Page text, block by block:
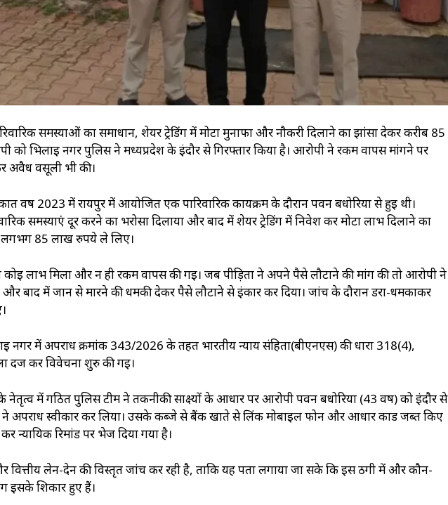
समस्याओं का समाधान, शेयर ट्रेडिंग में मोटा मुनाफा और नौकरी दिलाने का झांसा देकर करीब 85
को भिलाई नगर पुलिस ने मध्यप्रदेश के इंदौर से गिरफ्तार किया है। आरोपी ने रकम वापस मांगने पर
अवैध वसूली भी की।
वर्ष 2023 में रायपुर में आयोजित एक पारिवारिक कार्यक्रम के दौरान पवन बधोरिया से हुई थी।
समस्याएं दूर करने का भरोसा दिलाया और बाद में शेयर ट्रेडिंग में निवेश कर मोटा लाभ दिलाने का
85 लाख रुपये ले लिए।
कोई लाभ मिला और न ही रकम वापस की गई। जब पीड़िता ने अपने पैसे लौटाने की मांग की तो आरोपी ने
और बाद में जान से मारने की धमकी देकर पैसे लौटाने से इंकार कर दिया। जांच के दौरान डरा-धमकाकर
नगर में अपराध क्रमांक 343/2026 के तहत भारतीय न्याय संहिता(बीएनएस) की धारा 318(4),
कर विवेचना शुरु की गई।
के नेतृत्व में गठित पुलिस टीम ने तकनीकी साक्ष्यों के आधार पर आरोपी पवन बधोरिया (43 वर्ष) को इंदौर से
ने अपराध स्वीकार कर लिया। उसके कब्जे से बैंक खाते से लिंक मोबाइल फोन और आधार कार्ड जब्त किए
न्यायिक रिमांड पर भेज दिया गया है।
लेन-देन की विस्तृत जांच कर रही है, ताकि यह पता लगाया जा सके कि इस ठगी में और कौन-
इसके शिकार हुए हैं।